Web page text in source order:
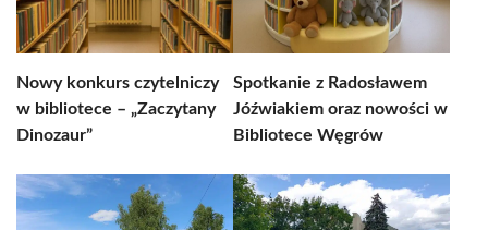
Nowy konkurs czytelniczy
w bibliotece – „Zaczytany
Dinozaur”
Spotkanie z Radosławem
Jóźwiakiem oraz nowości w
Bibliotece Węgrów